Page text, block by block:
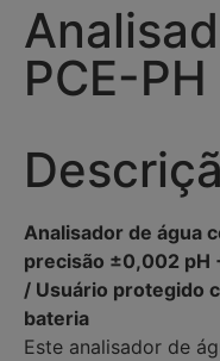
PCE-
Analisador de água
precisão ±0,002 pH
/ Usuário protegido
bateria
Este analisador de